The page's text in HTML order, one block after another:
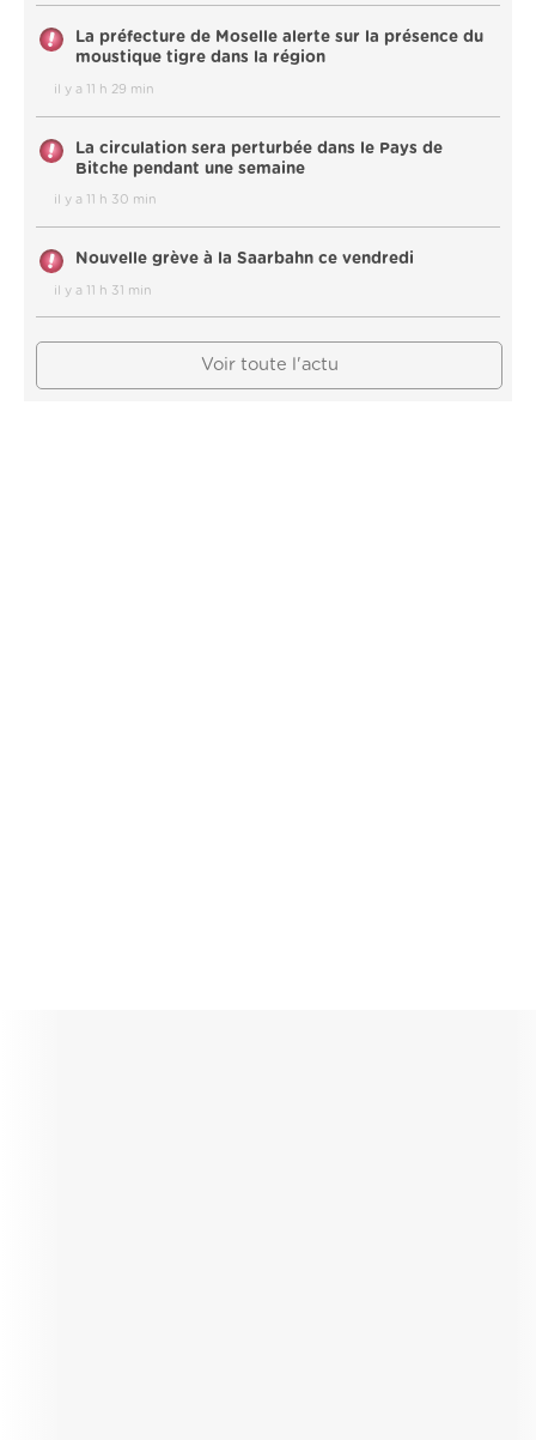
La préfecture de Moselle alerte sur la présence du
moustique tigre dans la région
il y a 11 h 29 min
La circulation sera perturbée dans le Pays de
Bitche pendant une semaine
il y a 11 h 30 min
Nouvelle grève à la Saarbahn ce vendredi
il y a 11 h 31 min
Voir toute l'actu